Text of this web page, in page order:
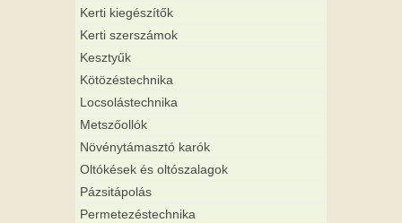
Kerti kiegészítők
Kerti szerszámok
Kesztyűk
Kötözéstechnika
Locsolástechnika
Metszőollók
Növénytámasztó karók
Oltókések és oltószalagok
Pázsitápolás
Permetezéstechnika